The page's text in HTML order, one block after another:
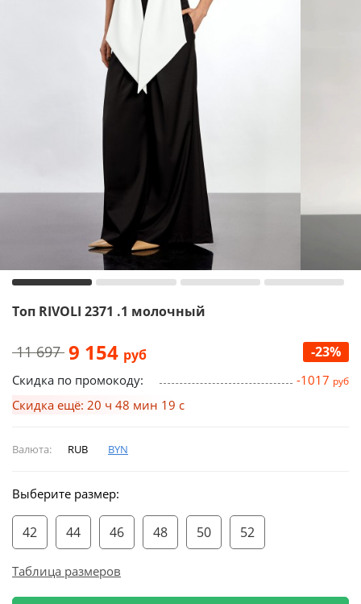
Топ RIVOLI 2371 .1 молочный
11 697 9 154 руб -23%
Скидка по промокоду: -1017 руб
Скидка ещё: 20 ч 48 мин 18 с
Валюта: RUB BYN
Выберите размер:
42 44 46 48 50 52
Таблица размеров